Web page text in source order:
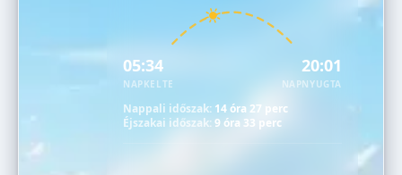
05:34
NAPKELTE
20:01
NAPNYUGTA
Nappali időszak: 14 óra 27 perc
Éjszakai időszak:9 óra 33 perc